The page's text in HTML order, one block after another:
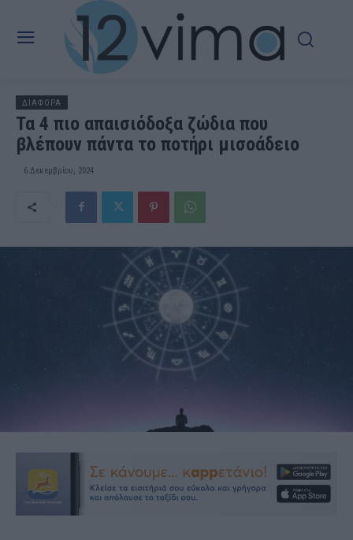
ΔΙΑΦΟΡΑ
Τα 4 πιο απαισιόδοξα ζώδια που
βλέπουν πάντα το ποτήρι μισοάδειο
6 Δεκεμβρίου, 2024